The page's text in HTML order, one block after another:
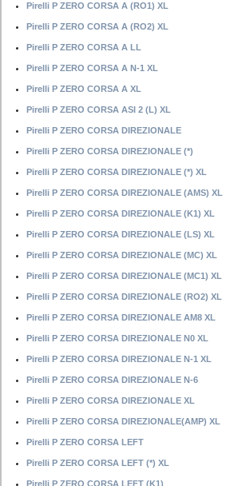
Pirelli P ZERO CORSA A (RO1) XL
Pirelli P ZERO CORSA A (RO2) XL
Pirelli P ZERO CORSA A LL
Pirelli P ZERO CORSA A N-1 XL
Pirelli P ZERO CORSA A XL
Pirelli P ZERO CORSA ASI 2 (L) XL
Pirelli P ZERO CORSA DIREZIONALE
Pirelli P ZERO CORSA DIREZIONALE (*)
Pirelli P ZERO CORSA DIREZIONALE (*) XL
Pirelli P ZERO CORSA DIREZIONALE (AMS) XL
Pirelli P ZERO CORSA DIREZIONALE (K1) XL
Pirelli P ZERO CORSA DIREZIONALE (LS) XL
Pirelli P ZERO CORSA DIREZIONALE (MC) XL
Pirelli P ZERO CORSA DIREZIONALE (MC1) XL
Pirelli P ZERO CORSA DIREZIONALE (RO2) XL
Pirelli P ZERO CORSA DIREZIONALE AM8 XL
Pirelli P ZERO CORSA DIREZIONALE N0 XL
Pirelli P ZERO CORSA DIREZIONALE N-1 XL
Pirelli P ZERO CORSA DIREZIONALE N-6
Pirelli P ZERO CORSA DIREZIONALE XL
Pirelli P ZERO CORSA DIREZIONALE(AMP) XL
Pirelli P ZERO CORSA LEFT
Pirelli P ZERO CORSA LEFT (*) XL
Pirelli P ZERO CORSA LEFT (K1)